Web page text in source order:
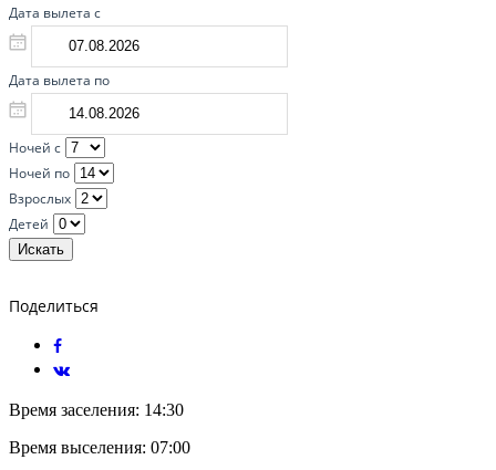
Дата вылета с
Дата вылета по
Ночей с
Ночей по
Взрослых
Детей
Искать
Поделиться
Время заселения: 14:30
Время выселения: 07:00